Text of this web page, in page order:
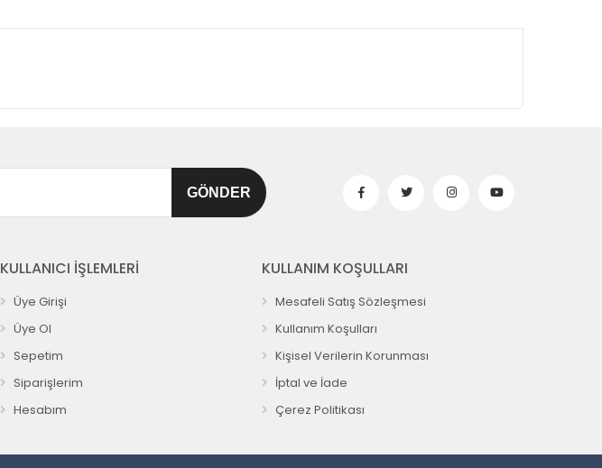
KULLANICI İŞLEMLERİ
Üye Girişi
Üye Ol
Sepetim
Siparişlerim
Hesabım
KULLANIM KOŞULLARI
Mesafeli Satış Sözleşmesi
Kullanım Koşulları
Kişisel Verilerin Korunması
İptal ve İade
Çerez Politikası